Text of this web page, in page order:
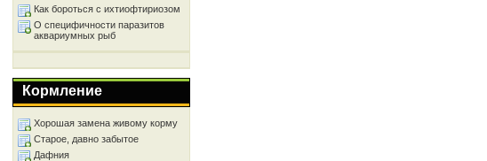
Как бороться с ихтиофтириозом
О специфичности паразитов
аквариумных рыб
Кормление
Хорошая замена живому корму
Старое, давно забытое
Дафния